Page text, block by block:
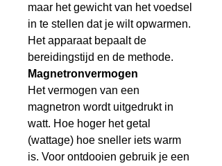
maar het gewicht van het voedsel
in te stellen dat je wilt opwarmen.
Het apparaat bepaalt de
bereidingstijd en de methode.
Magnetronvermogen
Het vermogen van een
magnetron wordt uitgedrukt in
watt. Hoe hoger het getal
(wattage) hoe sneller iets warm
is. Voor ontdooien gebruik je een